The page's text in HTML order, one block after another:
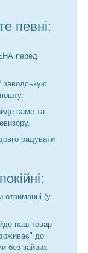
певні:
перед
заводськую
саме та
радувати
отриманні (у
наш товар
до
без зайвих